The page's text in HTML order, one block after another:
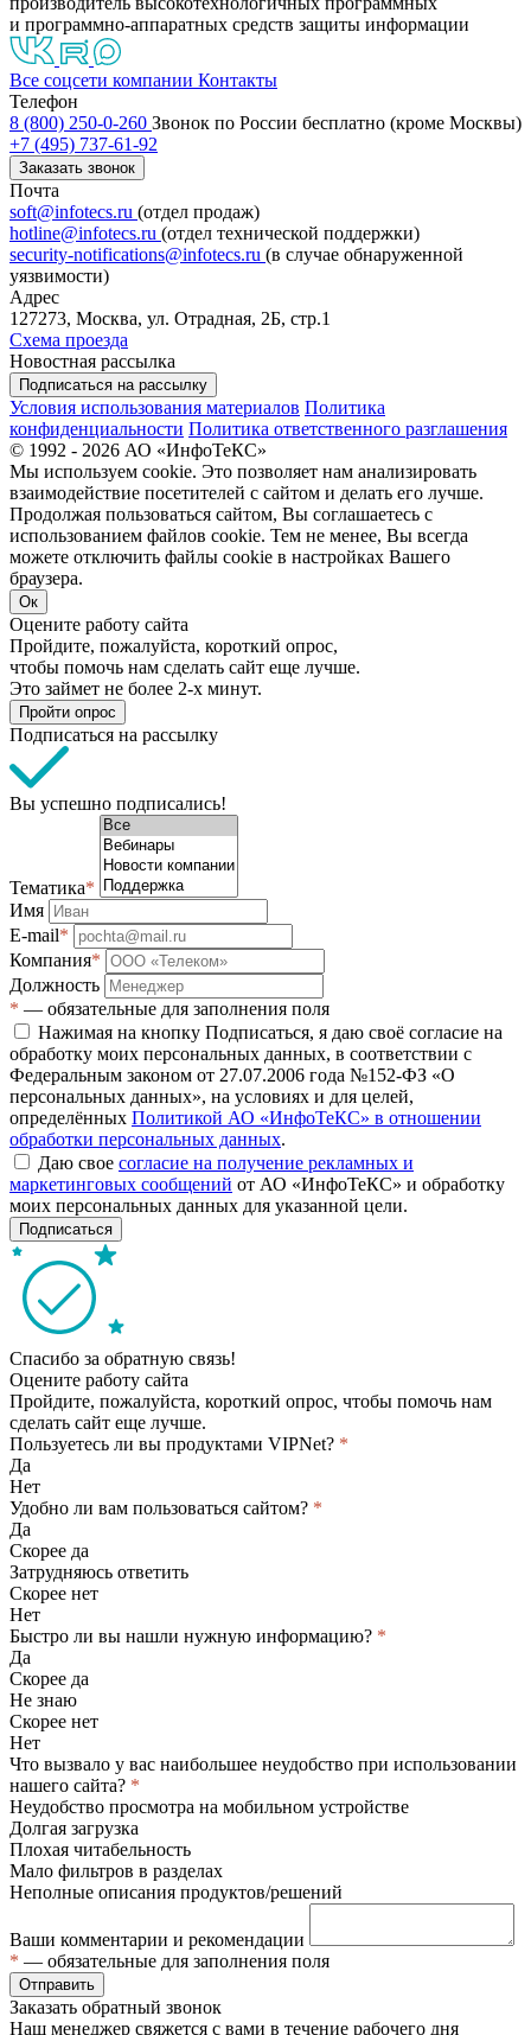
и программно-аппаратных средств защиты информации
Все соцсети компании Контакты
Телефон
8 (800) 250-0-260 Звонок по России бесплатно (кроме Москвы)
+7 (495) 737-61-92
Заказать звонок
Почта
soft@infotecs.ru (отдел продаж)
hotline@infotecs.ru (отдел технической поддержки)
security-notifications@infotecs.ru (в случае обнаруженной
уязвимости)
Адрес
127273, Москва, ул. Отрадная, 2Б, стр.1
Схема проезда
Новостная рассылка
Подписаться на рассылку
Условия использования материалов Политика
конфиденциальности Политика ответственного разглашения
© 1992 - 2026 АО «ИнфоТеКС»
Мы используем cookie. Это позволяет нам анализировать
взаимодействие посетителей с сайтом и делать его лучше.
Продолжая пользоваться сайтом, Вы соглашаетесь с
использованием файлов cookie. Тем не менее, Вы всегда
можете отключить файлы cookie в настройках Вашего
браузера.
Ок
Оцените работу сайта
Пройдите, пожалуйста, короткий опрос,
чтобы помочь нам сделать сайт еще лучше.
Это займет не более 2-х минут.
Пройти опрос
Подписаться на рассылку
Вы успешно подписались!
Тематика*
Имя
E-mail*
Компания*
Должность
* — обязательные для заполнения поля
Нажимая на кнопку Подписаться, я даю своё согласие на
обработку моих персональных данных, в соответствии с
Федеральным законом от 27.07.2006 года №152-ФЗ «О
персональных данных», на условиях и для целей,
определённых Политикой АО «ИнфоТеКС» в отношении
обработки персональных данных.
Даю свое согласие на получение рекламных и
маркетинговых сообщений от АО «ИнфоТеКС» и обработку
моих персональных данных для указанной цели.
Подписаться
Спасибо за обратную связь!
Оцените работу сайта
Пройдите, пожалуйста, короткий опрос, чтобы помочь нам
сделать сайт еще лучше.
Пользуетесь ли вы продуктами VIPNet? *
Да
Нет
Удобно ли вам пользоваться сайтом? *
Да
Скорее да
Затрудняюсь ответить
Скорее нет
Нет
Быстро ли вы нашли нужную информацию? *
Да
Скорее да
Не знаю
Скорее нет
Нет
Что вызвало у вас наибольшее неудобство при использовании
нашего сайта? *
Неудобство просмотра на мобильном устройстве
Долгая загрузка
Плохая читабельность
Мало фильтров в разделах
Неполные описания продуктов/решений
Ваши комментарии и рекомендации
* — обязательные для заполнения поля
Отправить
Заказать обратный звонок
Наш менеджер свяжется с вами в течение рабочего дня